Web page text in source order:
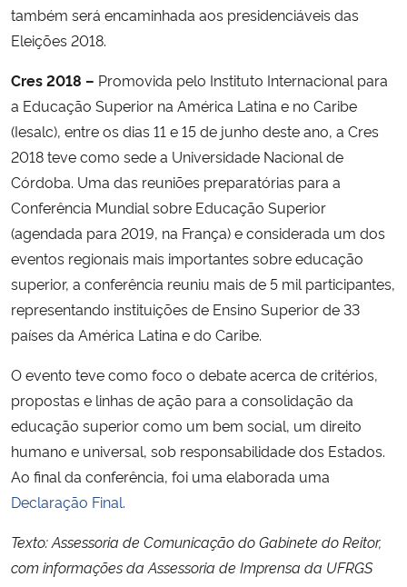
também será encaminhada aos presidenciáveis das
Eleições 2018.
Cres 2018 – Promovida pelo Instituto Internacional para
a Educação Superior na América Latina e no Caribe
(Iesalc), entre os dias 11 e 15 de junho deste ano, a Cres
2018 teve como sede a Universidade Nacional de
Córdoba. Uma das reuniões preparatórias para a
Conferência Mundial sobre Educação Superior
(agendada para 2019, na França) e considerada um dos
eventos regionais mais importantes sobre educação
superior, a conferência reuniu mais de 5 mil participantes,
representando instituições de Ensino Superior de 33
países da América Latina e do Caribe.
O evento teve como foco o debate acerca de critérios,
propostas e linhas de ação para a consolidação da
educação superior como um bem social, um direito
humano e universal, sob responsabilidade dos Estados.
Ao final da conferência, foi uma elaborada uma
Declaração Final.
Texto: Assessoria de Comunicação do Gabinete do Reitor,
com informações da Assessoria de Imprensa da UFRGS